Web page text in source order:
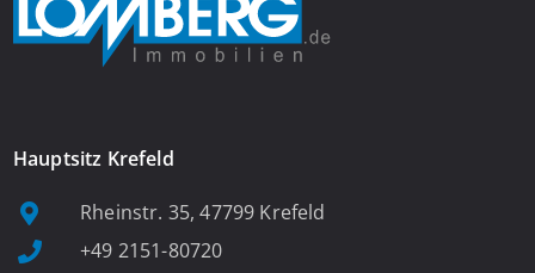
Hauptsitz Krefeld
Rheinstr. 35, 47799 Krefeld
+49 2151-80720